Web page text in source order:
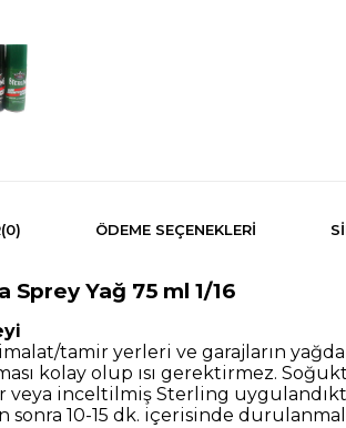
(0) ÖDEME SEÇENEKLERI
Sprey Yağ 75 ml 1/16
tamir yerleri ve garajların
kolay olup ısı gerektirmez.
veya inceltilmiş Sterling
10-15 dk. içerisinde